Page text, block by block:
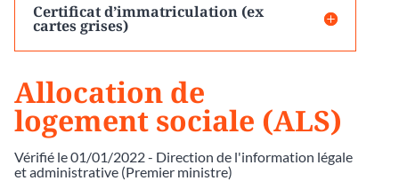
Certificat d’immatriculation (ex
cartes grises)
Allocation de
logement sociale (ALS)
Vérifié le 01/01/2022 - Direction de l'information légale
et administrative (Premier ministre)